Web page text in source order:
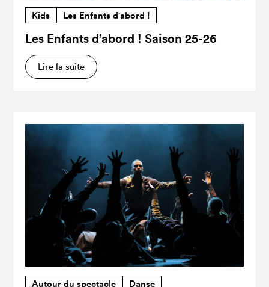
Kids Les Enfants d'abord !
Les Enfants d’abord ! Saison 25-26
Lire la suite
Autour du spectacle Danse